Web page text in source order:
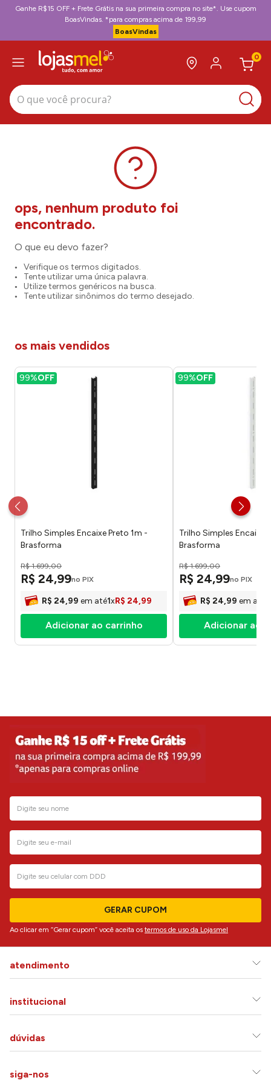
Ganhe R$15 OFF + Frete Grátis na sua primeira compra no site*. Use cupom
BoasVindas. *para compras acima de 199,99
BoasVindas
0
O que você procura?
O que eu devo fazer?
Verifique os termos digitados.
Tente utilizar uma única palavra.
Utilize termos genéricos na busca.
Tente utilizar sinônimos do termo desejado.
os mais vendidos
99%OFF
Trilho Simples Encaixe Preto 1m -
Brasforma
R$ 1.699,00
R$ 24,99no PIX
R$ 24,99 em até1xR$ 24,99
Adicionar ao carrinho
99%OFF
Trilho Simples Encaixe
Brasforma
R$ 1.699,00
R$ 24,99no PIX
R$ 24,99 em até
Adicionar ao
GERAR CUPOM
Ao clicar em “Gerar cupom” você aceita os termos de uso da Lojasmel
atendimento
institucional
dúvidas
siga-nos